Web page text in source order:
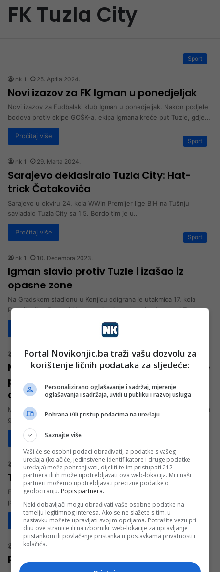
FK Tuzla City
Sport
nk 1 25. Aprila 2024.
Novi izazov za FK Igman u ponedjeljak
Novi izazov za Fudbalski klub Igman u ponedjeljak. Nakon podjele
bodova protiv ekipe GOŠK-a, ekipa Igmana kreće put Tuzle, gdje…
Pročitaj više
Sport
nk 1 29. Marta 2024.
Sarajevo deklasiralo Tuzla City: Hat-
trick Čatakovića
Sarajevo u okviru 24. kola WWin Premijer lige BiH na Tušnju
savladalo Tuzla City sa 1:5. Bordo tim je u…
Pročitaj više
Sport
nk 1 10. Decembra 2023.
Igman slavio protiv Tuzle i izašao iz
opasne zone
Na Gradskom stadionu u Konjicu odigrana je utakmica 17. kola
Premijer lige Bosne i Hercegovine između ekipa Igmana i Tuzla…
nk 1 10. Decembra 2023.
Mulalić i Osmanhodžić odabrali početne
postave za današnji derbi borbe za
opstanak
Meč se igra u Konjicu, a nosi izuzetno veliki značaj i za domaći i za
gostujući tim, koji se bore…
Pročitaj više
nk 1 3. Septembra 2023.
Tuzla City slavila protiv Igmana
Ekipa Milenka Bošnjakovića ostvarila drugu pobjedu u Premijer ligi
protiv ekipe Igmana sa 3:1. U utakmici šestog kola Premijer lige…
Pročitaj više
Sport
nk 1 3. Septembra 2023.
Poluvrijeme: Tuzla City – Igman 1:1
Portal Novikonjic.ba traži vašu dozvolu za
korištenje ličnih podataka za sljedeće:
Personalizirano oglašavanje i sadržaj, mjerenje
oglašavanja i sadržaja, uvidi u publiku i razvoj usluga
Pohrana i/ili pristup podacima na uređaju
Saznajte više
Vaši će se osobni podaci obrađivati, a podatke s vašeg
uređaja (kolačiće, jedinstvene identifikatore i druge podatke
uređaja) može pohranjivati, dijeliti te im pristupati 212
partnera ili ih može upotrebljavati ova web-lokacija. Mi i naši
partneri možemo upotrebljavati precizne podatke o
geolociranju. Popis partnera.
Neki dobavljači mogu obrađivati vaše osobne podatke na
temelju legitimnog interesa. Ako se ne slažete s tim, u
nastavku možete upravljati svojim opcijama. Potražite vezu pri
dnu ove stranice ili na izborniku web-lokacije za upravljanje
pristankom ili povlačenje pristanka u postavkama privatnosti i
kolačića.